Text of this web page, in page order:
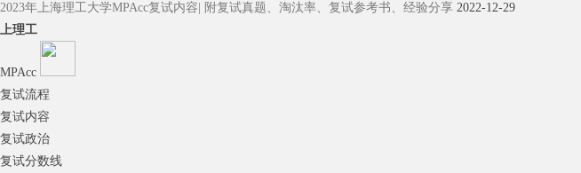
2023年上海理工大学MPAcc复试内容| 附复试真题、淘汰率、复试参考书、经验分享 2022-12-29
上理工
MPAcc
复试流程
复试内容
复试政治
复试分数线